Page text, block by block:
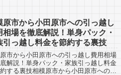
思います。相模原市から神奈川県横
原市から小田原市への引っ越し
相場を徹底解説！単身パック・
引っ越し料金を節約する裏技
市から小田原市への引っ越し費用相場
解説！単身パック・家族引っ越し料金
する裏技相模原市から小田原市への引